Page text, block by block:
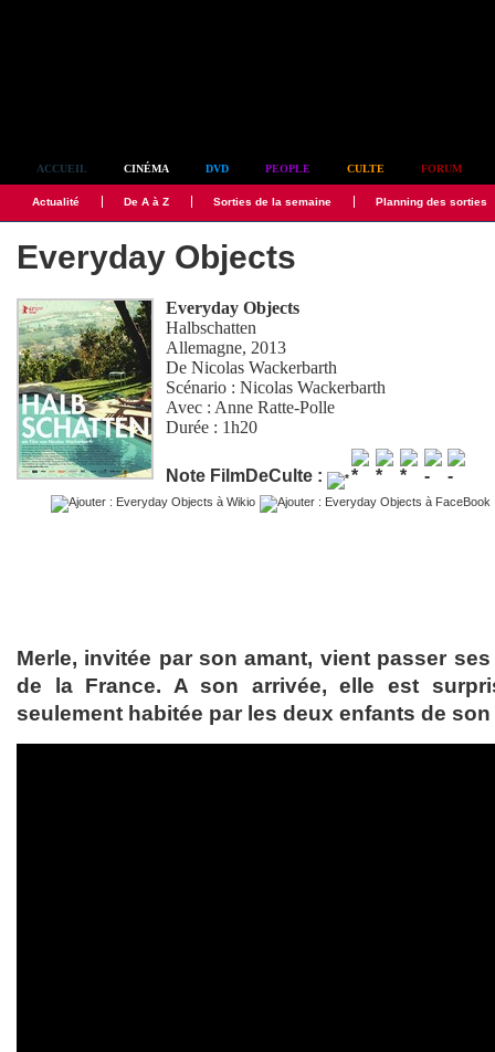
ACCUEIL CINÉMA DVD PEOPLE CULTE FORUM
Actualité De A à Z Sorties de la semaine Planning des sorties
Everyday Objects
Everyday Objects
Halbschatten
Allemagne, 2013
DeNicolas Wackerbarth
Scénario :Nicolas Wackerbarth
Avec : Anne Ratte-Polle
Durée : 1h20
Note FilmDeCulte :
Merle, invitée par son amant, vient passer
de la France. A son arrivée, elle est
seulement habitée par les deux enfants de son